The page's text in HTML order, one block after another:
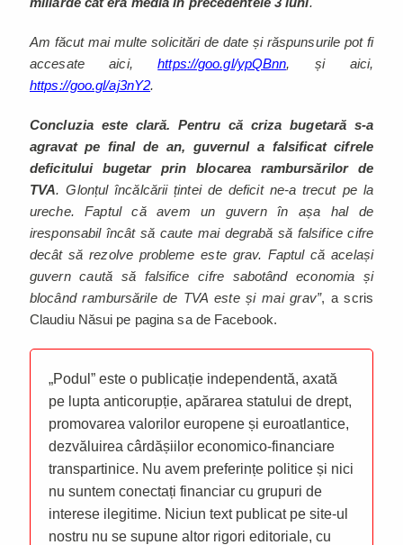
Am făcut mai multe solicitări de date și răspunsurile pot fi
accesate aici,https://goo.gl/ypQBnn, și aici,
https://goo.gl/aj3nY2.
Concluzia este clară. Pentru că criza bugetară s-a
agravat pe final de an, guvernul a falsificat cifrele
deficitului bugetar prin blocarea rambursărilor de
TVA. Glonțul încălcării țintei de deficit ne-a trecut pe la
ureche. Faptul că avem un guvern în așa hal de
iresponsabil încât să caute mai degrabă să falsifice cifre
decât să rezolve probleme este grav. Faptul că același
guvern caută să falsifice cifre sabotând economia și
blocând rambursările de TVA este și mai grav”, a scris
Claudiu Năsui pe pagina sa de Facebook.
„Podul” este o publicație independentă, axată
pe lupta anticorupție, apărarea statului de drept,
promovarea valorilor europene și euroatlantice,
dezvăluirea cârdășiilor economico-financiare
transpartinice. Nu avem preferințe politice și nici
nu suntem conectați financiar cu grupuri de
interese ilegitime. Niciun text publicat pe site-ul
nostru nu se supune altor rigori editoriale, cu